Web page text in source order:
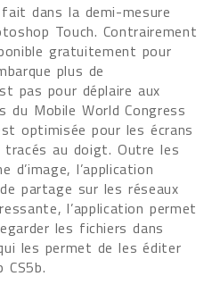
dans la demi-mesure
Touch. Contrairement
gratuitement pour
plus de
pas pour déplaire aux
Mobile World Congress
optimisée pour les écrans
au doigt. Outre les
l’application
partage sur les réseaux
l’application permet
les fichiers dans
les permet de les éditer